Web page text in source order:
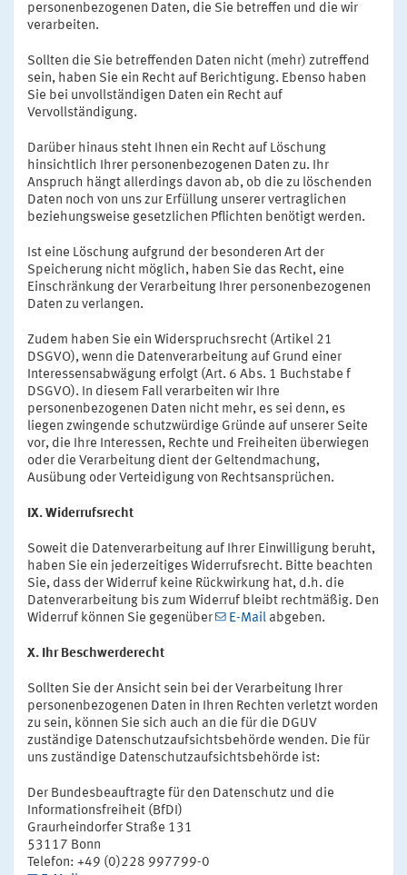
personenbezogenen Daten, die Sie betreffen und die wir
verarbeiten.
Sollten die Sie betreffenden Daten nicht (mehr) zutreffend
sein, haben Sie ein Recht auf Berichtigung. Ebenso haben
Sie bei unvollständigen Daten ein Recht auf
Vervollständigung.
Darüber hinaus steht Ihnen ein Recht auf Löschung
hinsichtlich Ihrer personenbezogenen Daten zu. Ihr
Anspruch hängt allerdings davon ab, ob die zu löschenden
Daten noch von uns zur Erfüllung unserer vertraglichen
beziehungsweise gesetzlichen Pflichten benötigt werden.
Ist eine Löschung aufgrund der besonderen Art der
Speicherung nicht möglich, haben Sie das Recht, eine
Einschränkung der Verarbeitung Ihrer personenbezogenen
Daten zu verlangen.
Zudem haben Sie ein Widerspruchsrecht (Artikel 21
DSGVO), wenn die Datenverarbeitung auf Grund einer
Interessensabwägung erfolgt (Art. 6 Abs. 1 Buchstabe f
DSGVO). In diesem Fall verarbeiten wir Ihre
personenbezogenen Daten nicht mehr, es sei denn, es
liegen zwingende schutzwürdige Gründe auf unserer Seite
vor, die Ihre Interessen, Rechte und Freiheiten überwiegen
oder die Verarbeitung dient der Geltendmachung,
Ausübung oder Verteidigung von Rechtsansprüchen.
IX. Widerrufsrecht
Soweit die Datenverarbeitung auf Ihrer Einwilligung beruht,
haben Sie ein jederzeitiges Widerrufsrecht. Bitte beachten
Sie, dass der Widerruf keine Rückwirkung hat, d.h. die
Datenverarbeitung bis zum Widerruf bleibt rechtmäßig. Den
Widerruf können Sie gegenüber
E-Mail abgeben.
X. Ihr Beschwerderecht
Sollten Sie der Ansicht sein bei der Verarbeitung Ihrer
personenbezogenen Daten in Ihren Rechten verletzt worden
zu sein, können Sie sich auch an die für die DGUV
zuständige Datenschutzaufsichtsbehörde wenden. Die für
uns zuständige Datenschutzaufsichtsbehörde ist:
Der Bundesbeauftragte für den Datenschutz und die
Informationsfreiheit (BfDI)
Graurheindorfer Straße 131
53117 Bonn
Telefon: +49 (0)228 997799-0